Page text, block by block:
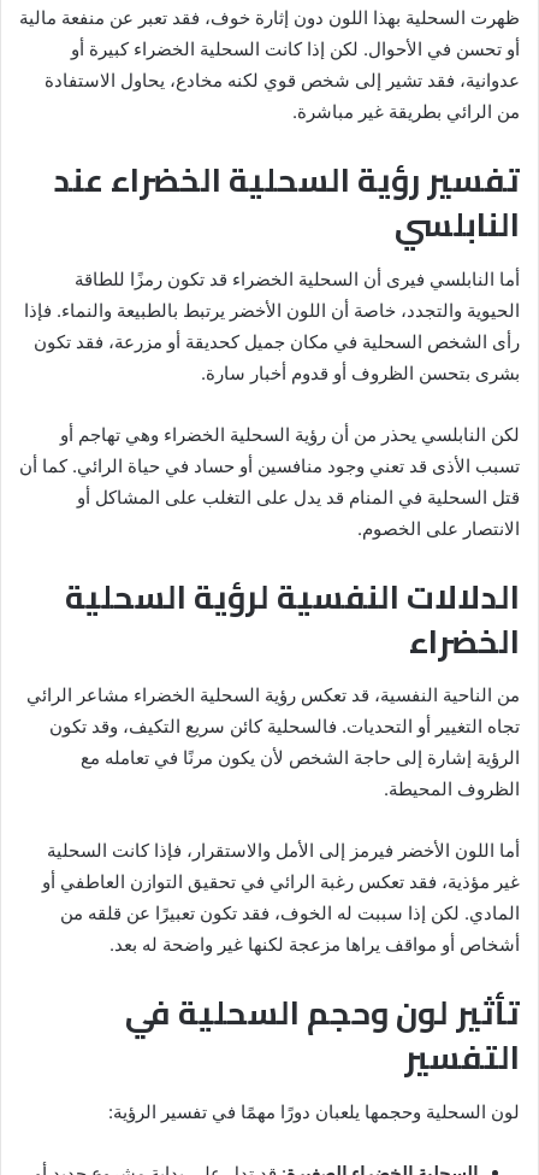
ظهرت السحلية بهذا اللون دون إثارة خوف، فقد تعبر عن منفعة مالية
أو تحسن في الأحوال. لكن إذا كانت السحلية الخضراء كبيرة أو
عدوانية، فقد تشير إلى شخص قوي لكنه مخادع، يحاول الاستفادة
من الرائي بطريقة غير مباشرة.
تفسير رؤية السحلية الخضراء عند
النابلسي
أما النابلسي فيرى أن السحلية الخضراء قد تكون رمزًا للطاقة
الحيوية والتجدد، خاصة أن اللون الأخضر يرتبط بالطبيعة والنماء. فإذا
رأى الشخص السحلية في مكان جميل كحديقة أو مزرعة، فقد تكون
بشرى بتحسن الظروف أو قدوم أخبار سارة.
لكن النابلسي يحذر من أن رؤية السحلية الخضراء وهي تهاجم أو
تسبب الأذى قد تعني وجود منافسين أو حساد في حياة الرائي. كما أن
قتل السحلية في المنام قد يدل على التغلب على المشاكل أو
الانتصار على الخصوم.
الدلالات النفسية لرؤية السحلية
الخضراء
من الناحية النفسية، قد تعكس رؤية السحلية الخضراء مشاعر الرائي
تجاه التغيير أو التحديات. فالسحلية كائن سريع التكيف، وقد تكون
الرؤية إشارة إلى حاجة الشخص لأن يكون مرنًا في تعامله مع
الظروف المحيطة.
أما اللون الأخضر فيرمز إلى الأمل والاستقرار، فإذا كانت السحلية
غير مؤذية، فقد تعكس رغبة الرائي في تحقيق التوازن العاطفي أو
المادي. لكن إذا سببت له الخوف، فقد تكون تعبيرًا عن قلقه من
أشخاص أو مواقف يراها مزعجة لكنها غير واضحة له بعد.
تأثير لون وحجم السحلية في
التفسير
لون السحلية وحجمها يلعبان دورًا مهمًا في تفسير الرؤية: